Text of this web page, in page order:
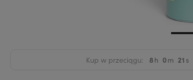
Kup w przeciągu: 8 0 20